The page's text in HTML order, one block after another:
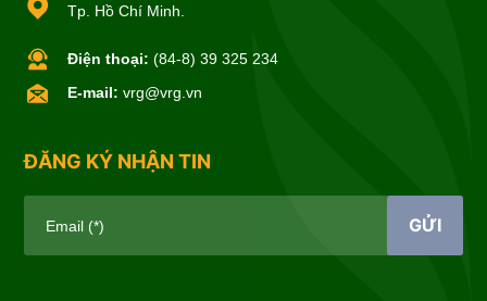
Tp. Hồ Chí Minh.
Điện thoại: (84-8) 39 325 234
E-mail: vrg@vrg.vn
ĐĂNG KÝ NHẬN TIN
Email (*) GỬI